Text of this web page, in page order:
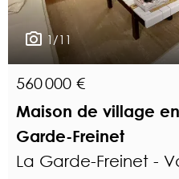
1/11
560 000 €
Maison de village
Garde-Freinet
La Garde-Freinet -